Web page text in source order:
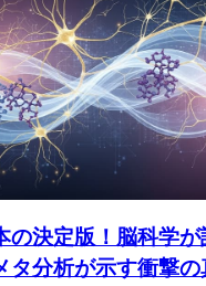
の決定版！脳科学
タ分析が示す衝撃の